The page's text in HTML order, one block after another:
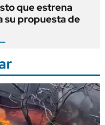
que estrena
su propuesta de